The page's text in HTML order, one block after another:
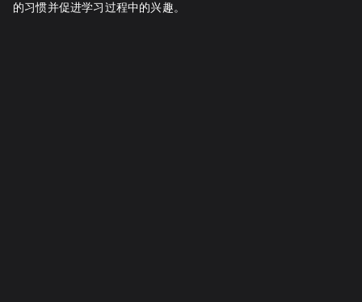
的习惯并促进学习过程中的兴趣。